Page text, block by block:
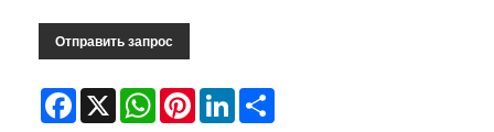
Отправить запрос
Facebook
X WhatsAppPinterestLinkedIn